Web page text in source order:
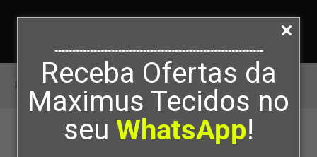
-----------------------------------------------------------
Receba Ofertas da
Maximus Tecidos no
seu WhatsApp!
Início>O que é a técnica de patchwork